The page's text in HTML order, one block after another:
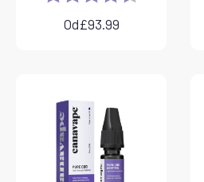
Od£93.99